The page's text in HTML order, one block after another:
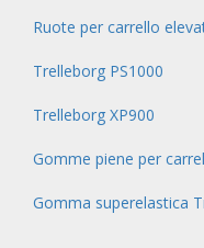
Ruote per carrello
Trelleborg PS1000
Trelleborg XP900
Gomme piene per
Gomma superelastica